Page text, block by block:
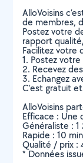
AlloVoisins
de membres,
Postez votre
rapport
Facilitez votre
1. Postez
2. Recevez
3. Echangez
C’est gratuit
AlloVoisins
Efficace : Une
Généraliste :
Rapide : 10
Qualité / prix :
* Données